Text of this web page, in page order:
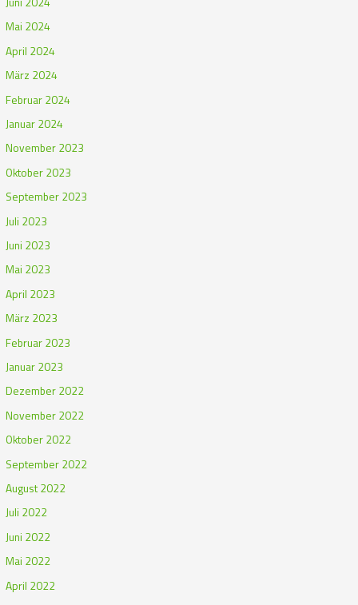
Mai 2024
April 2024
März 2024
Februar 2024
Januar 2024
November 2023
Oktober 2023
September 2023
Juli 2023
Juni 2023
Mai 2023
April 2023
März 2023
Februar 2023
Januar 2023
Dezember 2022
November 2022
Oktober 2022
September 2022
August 2022
Juli 2022
Juni 2022
Mai 2022
April 2022